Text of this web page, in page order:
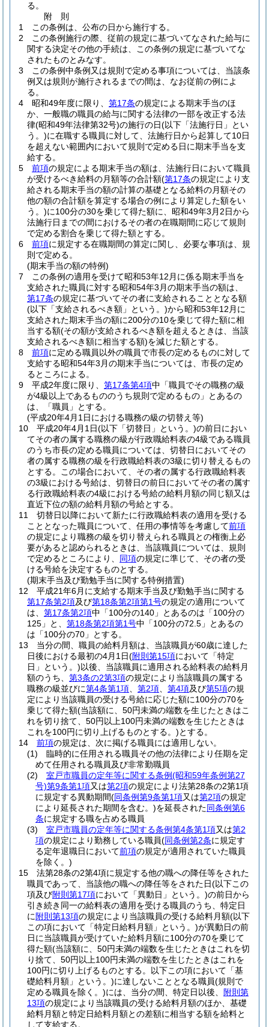
る。
附 則
1
この条例は、公布の日から施行する。
2
この条例施行の際、従前の規定に基づいてなされた給与に
関する決定その他の手続は、この条例の規定に基づいてな
されたものとみなす。
3
この条例中条例又は規則で定める事項については、当該条
例又は規則が施行されるまでの間は、なお従前の例によ
る。
4
昭和49年度に限り、 第17条の規定による期末手当のほ
か、一般職の職員の給与に関する法律の一部を改正する法
律(昭和49年法律第32号)の施行の日(以下「法施行日」とい
う。)に在職する職員に対して、法施行日から起算して10日
を超えない範囲内において規則で定める日に期末手当を支
給する。
5
前項の規定による期末手当の額は、法施行日において職員
が受けるべき給料の月額等の合計額(第17条の規定により支
給される期末手当の額の計算の基礎となる給料の月額その
他の額の合計額を算定する場合の例により算定した額をい
う。)に100分の30を乗じて得た額に、昭和49年3月2日から
法施行日までの間におけるその者の在職期間に応じて規則
で定める割合を乗じて得た額とする。
6
前項に規定する在職期間の算定に関し、必要な事項は、規
則で定める。
(期末手当の額の特例)
7
この条例の適用を受けて昭和53年12月に係る期末手当を
支給された職員に対する昭和54年3月の期末手当の額は、
第17条の規定に基づいてその者に支給されることとなる額
(以下「支給されるべき額」という。)から昭和53年12月に
支給された期末手当の額に200分の10を乗じて得た額に相
当する額(その額が支給されるべき額を超えるときは、当該
支給されるべき額に相当する額)を減じた額とする。
8
前項に定める職員以外の職員で市長の定めるものに対して
支給する昭和54年3月の期末手当については、市長の定め
るところによる。
9
平成2年度に限り、 第17条第4項中「職員でその職務の級
が4級以上であるもののうち規則で定めるもの」とあるの
は、「職員」とする。
(平成20年4月1日における職務の級の切替え等)
10
平成20年4月1日(以下「切替日」という。)の前日におい
てその者の属する職務の級が行政職給料表の4級である職員
のうち市長の定める職員については、切替日においてその
者の属する職務の級を行政職給料表の3級に切り替えるもの
とする。
この場合において、その者の属する行政職給料表
の3級における号給は、切替日の前日においてその者の属す
る行政職給料表の4級における号給の給料月額の同じ額又は
直近下位の額の給料月額の号給とする。
11
切替日以降において新たに行政職給料表の適用を受ける
こととなった職員について、任用の事情等を考慮して前項
の規定により職務の級を切り替えられる職員との権衡上必
要があると認められるときは、当該職員については、規則
で定めるところにより、 同項の規定に準じて、その者の受
ける号給を決定するものとする。
(期末手当及び勤勉手当に関する特例措置)
12
平成21年6月に支給する期末手当及び勤勉手当に関する
第17条第2項及び第18条第2項第1号の規定の適用について
は、 第17条第2項中「100分の140」とあるのは「100分の
125」と、 第18条第2項第1号中「100分の72.5」とあるの
は「100分の70」とする。
13
当分の間、職員の給料月額は、当該職員が60歳に達した
日後における最初の4月1日(附則第15項において「特定
日」という。)以後、当該職員に適用される給料表の給料月
額のうち、 第3条の2第3項の規定により当該職員の属する
職務の級並びに第4条第1項 第2項 第4項及び第5項の規
定により当該職員の受ける号給に応じた額に100分の70を
乗じて得た額(当該額に、50円未満の端数を生じたときはこ
れを切り捨て、50円以上100円未満の端数を生じたときは
これを100円に切り上げるものとする。)とする。
14
前項の規定は、次に掲げる職員には適用しない。
(1)
臨時的に任用される職員その他の法律により任期を定
めて任用される職員及び非常勤職員
(2)
室戸市職員の定年等に関する条例(昭和59年条例第27
号)第9条第1項又は第2項の規定により法第28条の2第1項
に規定する異動期間(同条例第9条第1項又は第2項の規定
により延長された期間を含む。)を延長された同条例第6
条に規定する職を占める職員
(3)
室戸市職員の定年等に関する条例第4条第1項又は第2
項の規定により勤務している職員(同条例第2条に規定す
る定年退職日において前項の規定が適用されていた職員
を除く。)
15
法第28条の2第4項に規定する他の職への降任等をされた
職員であって、当該他の職への降任等をされた日(以下この
項及び附則第17項において「異動日」という。)の前日から
引き続き同一の給料表の適用を受ける職員のうち、特定日
に 附則第13項の規定により当該職員の受ける給料月額(以下
この項において「特定日給料月額」という。)が異動日の前
日に当該職員が受けていた給料月額に100分の70を乗じて
得た額(当該額に、50円未満の端数を生じたときはこれを切
り捨て、50円以上100円未満の端数を生じたときはこれを
100円に切り上げるものとする。以下この項において「基
礎給料月額」という。)に達しないこととなる職員(規則で
定める職員を除く。)には、当分の間、特定日以後、
附則第
13項の規定により当該職員の受ける給料月額のほか、基礎
給料月額と特定日給料月額との差額に相当する額を給料と
して支給する。